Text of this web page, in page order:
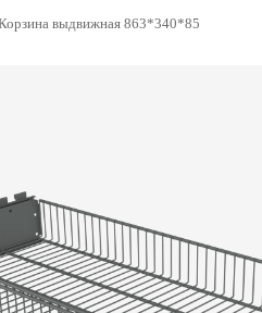
выдвижная 863*340*85